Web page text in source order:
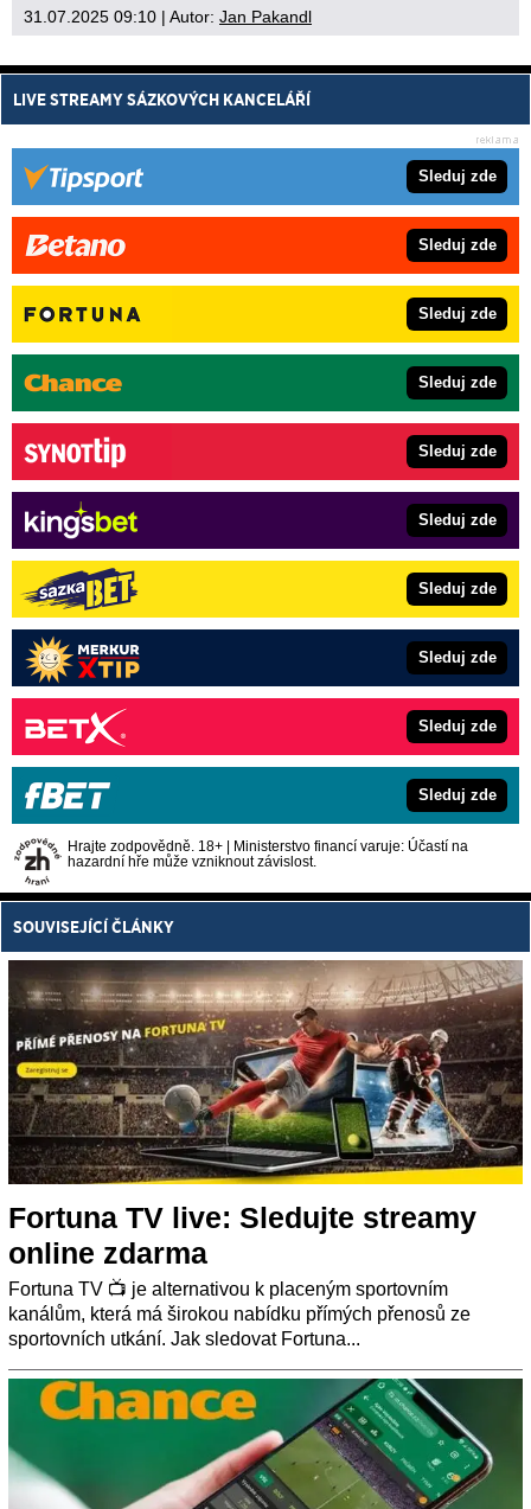
31.07.2025 09:10 | Autor: Jan Pakandl
LIVE STREAMY SÁZKOVÝCH KANCELÁŘÍ
Sleduj zde
Sleduj zde
Sleduj zde
Sleduj zde
Sleduj zde
Sleduj zde
Sleduj zde
Sleduj zde
Sleduj zde
Sleduj zde
Hrajte zodpovědně. 18+ | Ministerstvo financí varuje: Účastí na
hazardní hře může vzniknout závislost.
SOUVISEJÍCÍ ČLÁNKY
Fortuna TV live: Sledujte streamy
online zdarma
Fortuna TV 📺 je alternativou k placeným sportovním
kanálům, která má širokou nabídku přímých přenosů ze
sportovních utkání. Jak sledovat Fortuna...